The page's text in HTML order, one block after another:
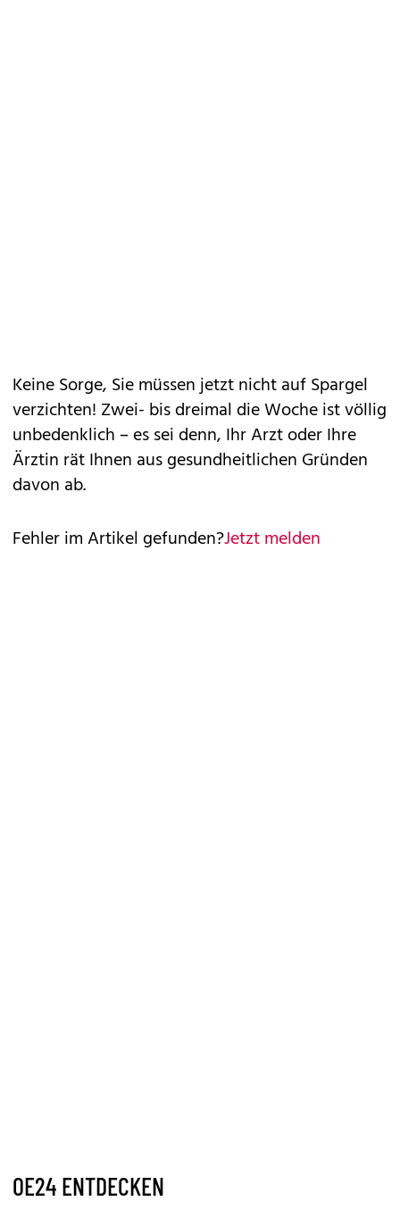
Keine Sorge, Sie müssen jetzt nicht auf Spargel
verzichten! Zwei- bis dreimal die Woche ist völlig
unbedenklich – es sei denn, Ihr Arzt oder Ihre
Ärztin rät Ihnen aus gesundheitlichen Gründen
davon ab.
Fehler im Artikel gefunden?Jetzt melden
OE24 ENTDECKEN